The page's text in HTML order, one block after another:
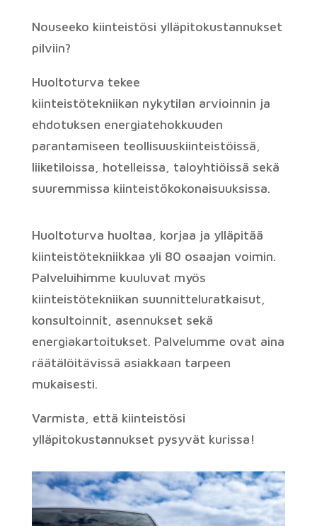
Nouseeko kiinteistösi ylläpitokustannukset
pilviin?
Huoltoturva tekee
kiinteistötekniikan nykytilan arvioinnin ja
ehdotuksen energiatehokkuuden
parantamiseen teollisuuskiinteistöissä,
liiketiloissa, hotelleissa, taloyhtiöissä sekä
suuremmissa kiinteistökokonaisuuksissa.
Huoltoturva huoltaa, korjaa ja ylläpitää
kiinteistötekniikkaa yli 80 osaajan voimin.
Palveluihimme kuuluvat myös
kiinteistötekniikan suunnitteluratkaisut,
konsultoinnit, asennukset sekä
energiakartoitukset. Palvelumme ovat aina
räätälöitävissä asiakkaan tarpeen
mukaisesti.
Varmista, että kiinteistösi
ylläpitokustannukset pysyvät kurissa!